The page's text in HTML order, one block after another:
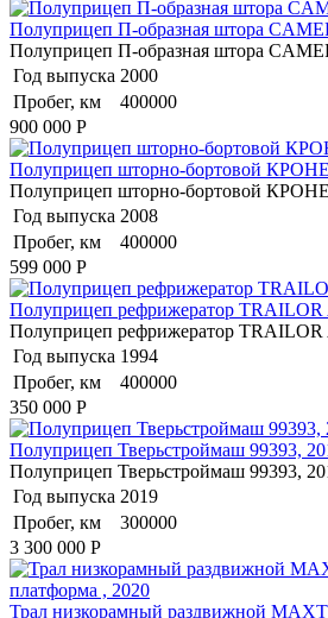
Полуприцеп П-образная штора
Полуприцеп П-образная штора
Год выпуска 2000
Пробег, км
400000
900 000 Р
Полуприцеп шторно-бортовой
Полуприцеп шторно-бортовой
Год выпуска 2008
Пробег, км
400000
599 000 Р
Полуприцеп рефрижератор TRAILOR
Полуприцеп рефрижератор TRAILOR
Год выпуска 1994
Пробег, км
400000
350 000 Р
Полуприцеп Тверьстроймаш 99393,
Полуприцеп Тверьстроймаш 99393,
Год выпуска 2019
Пробег, км
300000
3 300 000 Р
Трал низкорамный раздвижной